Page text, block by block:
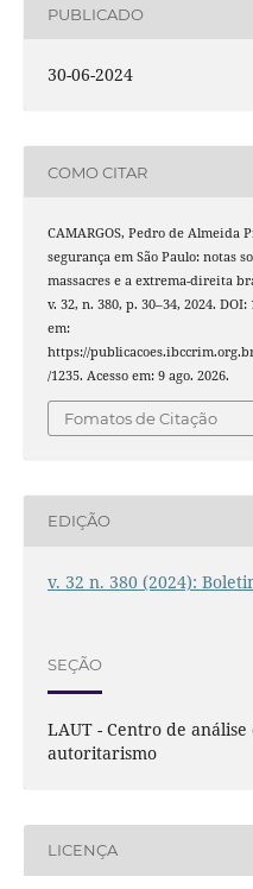
PUBLICADO
30-06-2024
COMO CITAR
CAMARGOS, Pedro de Almeida
segurança em São Paulo: notas
massacres e a extrema-direita
v. 32, n. 380, p. 30–34, 2024.
em:
https://
/1235. Acesso em: 9 ago. 2026.
Fomatos de Citação
EDIÇÃO
v. 32 n. 380 (2024):
SEÇÃO
LAUT - Centro de
autoritarismo
LICENÇA